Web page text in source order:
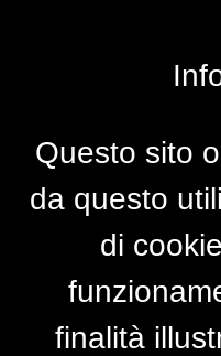
Questo sito
da questo
di
finalità